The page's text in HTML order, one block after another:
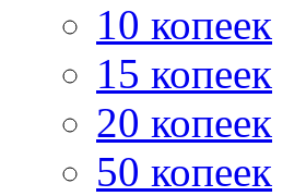
10 копеек
15 копеек
20 копеек
50 копеек